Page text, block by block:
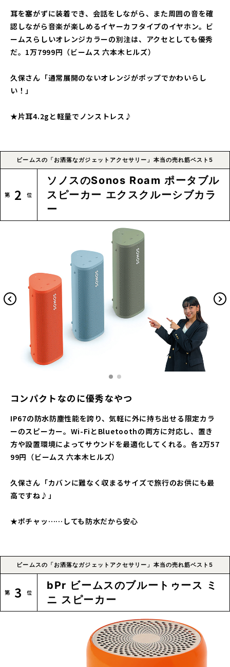
耳を塞がずに装着でき、会話をしながら、また周囲の音を確
認しながら音楽が楽しめるイヤーカフタイプのイヤホン。ビ
ームスらしいオレンジカラーの別注は、アクセとしても優秀
だ。1万7999円（ビームス 六本木ヒルズ）
久保さん「通常展開のないオレンジがポップでかわいらし
い！」
★片耳4.2gと軽量でノンストレス♪
ビームスの「お洒落なガジェットアクセサリー」本当の売れ筋ベスト5
2
ソノスのSonos Roam ポータブル
スピーカー エクスクルーシブカラ
ー
コンパクトなのに優秀なやつ
IP67の防水防塵性能を誇り、気軽に外に持ち出せる限定カラ
ーのスピーカー。Wi-FiとBluetoothの両方に対応し、置き
方や設置環境によってサウンドを最適化してくれる。各2万57
99円（ビームス 六本木ヒルズ）
久保さん「カバンに難なく収まるサイズで旅行のお供にも最
高ですね♪」
★ポチャッ……しても防水だから安心
ビームスの「お洒落なガジェットアクセサリー」本当の売れ筋ベスト5
3
bPr ビームスのブルートゥース ミ
ニ スピーカー